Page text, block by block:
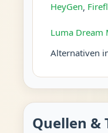
HeyGen,
Luma Dream
Alternativen
Quellen &